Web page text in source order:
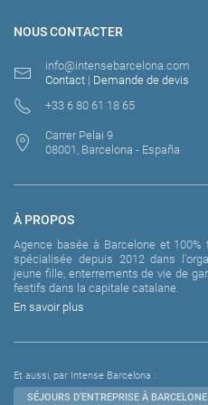
NOUS CONTACTER
info@intensebarcelona.com
Contact | Demande de devis
+33 6 80 61 18 65
Carrer Pelai 9
08001, Barcelona - España
À PROPOS
Agence basée à Barcelone et
spécialisée depuis 2012 dans
jeune fille, enterrements de vie de
festifs dans la capitale catalane.
En savoir plus
Et aussi, par Intense Barcelona :
SÉJOURS D'ENTREPRISE À BARCELONE